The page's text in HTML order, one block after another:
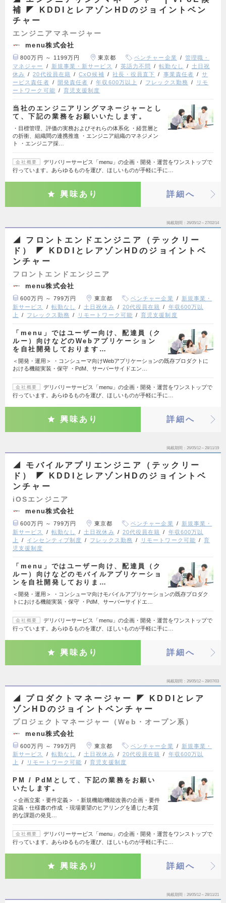
補 ◤ KDDIとレアゾンHDのジョイントベン
チャー
エンジニアマネージャー
menu株式会社
800万円 ～ 1199万円 東京都 ベンチャー企業
管理職・
マネジャー
新規事業・新サービス 英語力不問 転勤なし
土日祝
休み
20代役員在籍 CxO候補 社長・役員直下 事業責任者
サ
ービス責任者
開発責任者 年収600万以上 フレックス勤務
リモ
ートワーク可能
育児支援制度
当社のエンジニアリングマネージャーとし
て、下記の業務をお願いいたします。
・目標管理、評価の実務およびそれらの体系化 ・経営層と
の折衝、組織間の連携推進 ・エンジニア組織のマネジメン
ト ・エンジニア採…
会社概要
デリバリーサービス「menu」の企画・開発・運営をワンストップで
行っています。あらゆるものを運び、ほしいものが手軽に手に…
興味あり 詳細へ
掲載期間 26/05/12～27/02/14
◢ フロントエンドエンジニア（テックリー
ド） ◤ KDDIとレアゾンHDのジョイントベ
ンチャー
フロントエンドエンジニア
menu株式会社
600万円 ～ 799万円 東京都 ベンチャー企業
新規事業・
新サービス
転勤なし 土日祝休み 20代役員在籍
年収600万以
上
フレックス勤務 リモートワーク可能 育児支援制度
「menu」ではユーザー向け、配達員（ク
ルー）向けなどのWebアプリケーション
を自社開発しております…
＜開発・運用＞ ・コンシューマ向けWebアプリケーションの既存プロダクトに
おける機能実装・保守 ・PdM、サーバーサイドエン…
会社概要
デリバリーサービス「menu」の企画・開発・運営をワンストップで
行っています。あらゆるものを運び、ほしいものが手軽に手に…
興味あり 詳細へ
掲載期間 26/05/12～28/11/19
◢ モバイルアプリエンジニア（テックリー
ド） ◤ KDDIとレアゾンHDのジョイントベ
ンチャー
iOSエンジニア
menu株式会社
600万円 ～ 799万円 東京都 ベンチャー企業
新規事業・
新サービス
転勤なし 土日祝休み 20代役員在籍
年収600万以
上
インセンティブ制度 フレックス勤務 リモートワーク可能
育
児支援制度
「menu」ではユーザー向け、配達員（ク
ルー）向けなどのモバイルアプリケーショ
ンを自社開発しておりま…
＜開発・運用＞ ・コンシューマ向けモバイルアプリケーションの既存プロダク
トにおける機能実装・保守 ・PdM、サーバーサイドエ…
会社概要
デリバリーサービス「menu」の企画・開発・運営をワンストップで
行っています。あらゆるものを運び、ほしいものが手軽に手に…
興味あり 詳細へ
掲載期間 26/05/12～28/07/03
◢ プロダクトマネージャー ◤ KDDIとレア
ゾンHDのジョイントベンチャー
プロジェクトマネージャー（Web・オープン系）
menu株式会社
600万円 ～ 799万円 東京都 ベンチャー企業
新規事業・
新サービス
転勤なし 土日祝休み 20代役員在籍
年収600万以
上
リモートワーク可能 育児支援制度
PM / PdMとして、下記の業務をお願い
いたします。
＜企画立案・要件定義＞ ・新規機能/機能改善の企画・要件
定義・仕様書の作成 ・現場要望のヒアリングを通じた本質
的な課題の発見…
会社概要
デリバリーサービス「menu」の企画・開発・運営をワンストップで
行っています。あらゆるものを運び、ほしいものが手軽に手に…
興味あり 詳細へ
掲載期間 26/05/12～28/11/21